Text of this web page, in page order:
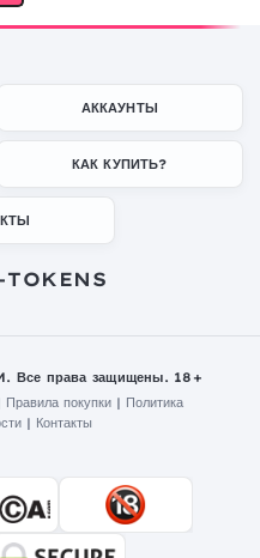
АККАУНТЫ
КАК КУПИТЬ?
Все права защищены. 18+
Правила покупки | Политика
| Контакты